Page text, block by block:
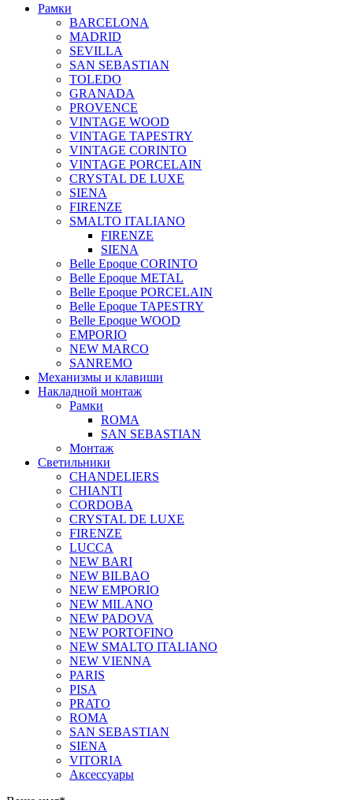
Рамки
BARCELONA
MADRID
SEVILLA
SAN SEBASTIAN
TOLEDO
GRANADA
PROVENCE
VINTAGE WOOD
VINTAGE TAPESTRY
VINTAGE CORINTO
VINTAGE PORCELAIN
CRYSTAL DE LUXE
SIENA
FIRENZE
SMALTO ITALIANO
FIRENZE
SIENA
Belle Epoque CORINTO
Belle Epoque METAL
Belle Epoque PORCELAIN
Belle Epoque TAPESTRY
Belle Epoque WOOD
EMPORIO
NEW MARCO
SANREMO
Механизмы и клавиши
Накладной монтаж
Рамки
ROMA
SAN SEBASTIAN
Монтаж
Светильники
CHANDELIERS
CHIANTI
CORDOBA
CRYSTAL DE LUXE
FIRENZE
LUCCA
NEW BARI
NEW BILBAO
NEW EMPORIO
NEW MILANO
NEW PADOVA
NEW PORTOFINO
NEW SMALTO ITALIANO
NEW VIENNA
PARIS
PISA
PRATO
ROMA
SAN SEBASTIAN
SIENA
VITORIA
Аксессуары